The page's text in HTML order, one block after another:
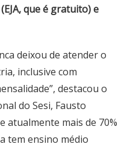
que é gratuito) e
deixou de atender o
inclusive com
destacou o
do Sesi, Fausto
atualmente mais de 70%
tem ensino médio